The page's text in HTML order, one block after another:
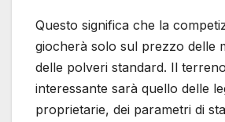
Questo significa che la
giocherà solo sul prezzo delle
delle polveri standard. Il
interessante sarà quello delle
proprietarie, dei parametri di